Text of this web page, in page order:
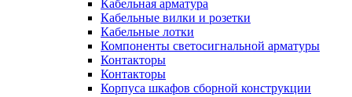
Кабельная арматура
Кабельные вилки и розетки
Кабельные лотки
Компоненты светосигнальной арматуры
Контакторы
Контакторы
Корпуса шкафов сборной конструкции